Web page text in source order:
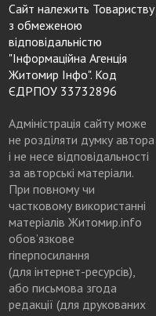
Сайт належить Товариству
з обмеженою
відповідальністю
"Інформаційна Агенція
Житомир Інфо". Код
ЄДРПОУ 33732896
Адміністрація сайту може
не розділяти думку автора
і не несе відповідальності
за авторські матеріали.
При повному чи
частковому використанні
матеріалів Житомир.info
обов’язкове
гіперпосилання
(для інтернет-ресурсів),
або письмова згода
редакції (для друкованих